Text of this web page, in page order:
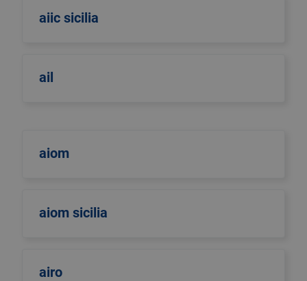
aiic sicilia
ail
aiom
aiom sicilia
airo